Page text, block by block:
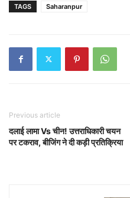
TAGS Saharanpur
Previous article
दलाई लामा Vs चीन! उत्तराधिकारी चयन
पर टकराव, बीजिंग ने दी कड़ी प्रतिक्रिया